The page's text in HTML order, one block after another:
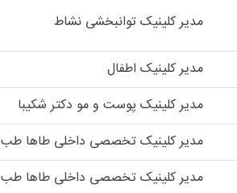
مدیر کلینیک توانبخشی نشاط
مدیر کلینیک اطفال
مدیر کلینیک پوست و مو دکتر شکیبا
مدیر کلینیک تخصصی داخلی طاها طب
مدیر کلینیک تخصصی داخلی طاها طب